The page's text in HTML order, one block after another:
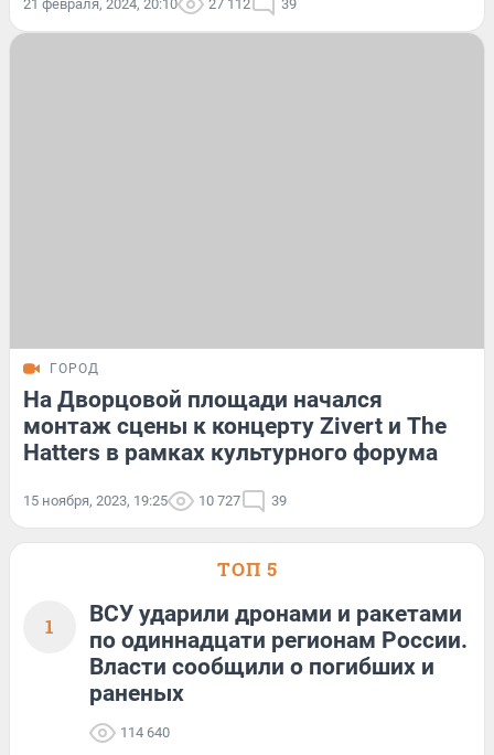
21 февраля, 2024, 20:10 27 112 39
ГОРОД
На Дворцовой площади начался
монтаж сцены к концерту Zivert и The
Hatters в рамках культурного форума
15 ноября, 2023, 19:25 10 727 39
ТОП 5
1
ВСУ ударили дронами и ракетами
по одиннадцати регионам России.
Власти сообщили о погибших и
раненых
114 640